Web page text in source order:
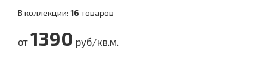
В коллекции: 16 товаров
от 1390 руб/кв.м.